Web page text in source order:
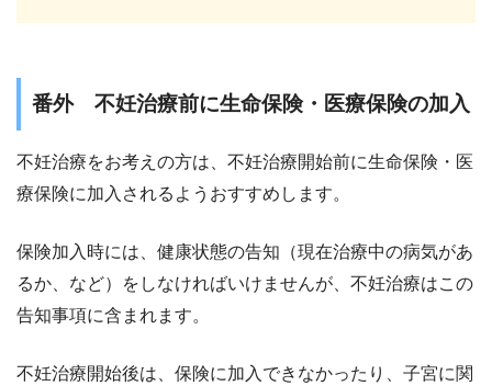
番外 不妊治療前に生命保険・医療保険の加入
不妊治療をお考えの方は、不妊治療開始前に生命保険・医
療保険に加入されるようおすすめします。
保険加入時には、健康状態の告知（現在治療中の病気があ
るか、など）をしなければいけませんが、不妊治療はこの
告知事項に含まれます。
不妊治療開始後は、保険に加入できなかったり、子宮に関